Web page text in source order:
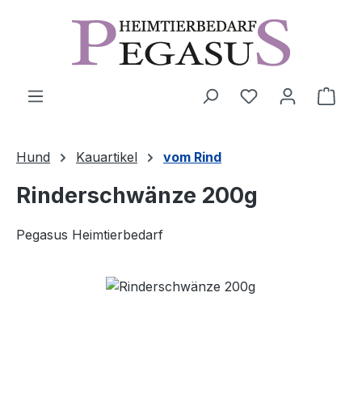
Zum Hauptinhalt springen
Hund Kauartikel vom Rind
Rinderschwänze 200g
Pegasus Heimtierbedarf
Bildergalerie überspringen